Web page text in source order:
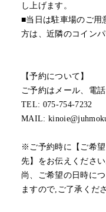
し上げます。
■当日は駐車場のご用
方は、近隣のコイン
【予約について】
ご予約はメール、電
TEL: 075-754-7232
MAIL:
※ご予約時に【ご希
先】をお伝えください
尚、ご希望の日時に
ますので,ご了承くだ